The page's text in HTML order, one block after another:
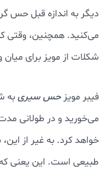
دیگر به اندازه قبل حس
می‌کنید. همچنین، وقتی
شکلات از مویز برای میان
فیبر مویزحس سیریبه
می‌خورید و در طولانی
خواهد کرد. به غیر از
طبیعی است. این یعنی